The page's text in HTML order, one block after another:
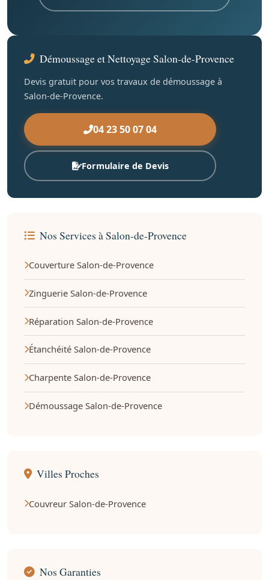
Démoussage et Nettoyage Salon-de-Provence
Devis gratuit pour vos travaux de démoussage à
Salon-de-Provence.
04 23 50 07 04
Formulaire de Devis
Nos Services à Salon-de-Provence
Couverture Salon-de-Provence
Zinguerie Salon-de-Provence
Réparation Salon-de-Provence
Étanchéité Salon-de-Provence
Charpente Salon-de-Provence
Démoussage Salon-de-Provence
Villes Proches
Couvreur Salon-de-Provence
Nos Garanties